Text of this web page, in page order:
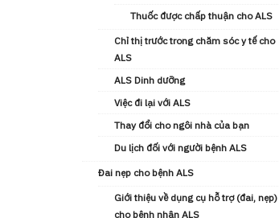
Thuốc được chấp thuận cho ALS
Chỉ thị trước trong chăm sóc y tế cho
ALS
ALS Dinh dưỡng
Việc đi lại với ALS
Thay đổi cho ngôi nhà của bạn
Du lịch đối với người bệnh ALS
Đai nẹp cho bệnh ALS
Giới thiệu về dụng cụ hỗ trợ (đai, nẹp)
cho bệnh nhân ALS